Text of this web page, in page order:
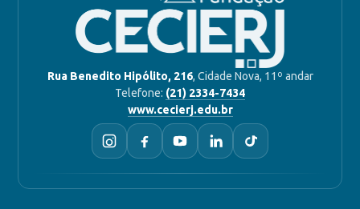
Rua Benedito Hipólito, 216, Cidade Nova, 11º andar
Telefone: (21) 2334-7434
www.cecierj.edu.br